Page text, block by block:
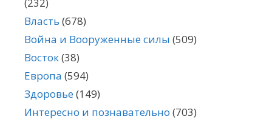
Власть (678)
Война и Вооруженные силы (509)
Восток(38)
Европа (594)
Здоровье(149)
Интересно и познавательно (703)